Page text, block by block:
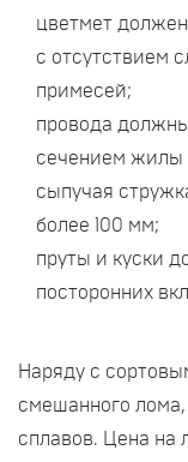
цветмет
с отсутствием
примесей;
провода
сечением жилы
сыпучая
более 100 мм;
пруты и куски
посторонних
Наряду с
смешанного
сплавов. Цена на